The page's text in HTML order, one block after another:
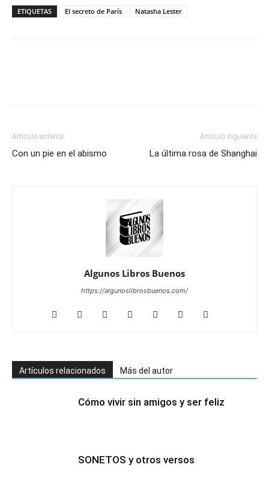
ETIQUETAS El secreto de París Natasha Lester
Artículo anterior
Con un pie en el abismo
Artículo siguiente
La última rosa de Shanghai
Algunos Libros Buenos
https://algunoslibrosbuenos.com/
Artículos relacionados Más del autor
Cómo vivir sin amigos y ser feliz
SONETOS y otros versos